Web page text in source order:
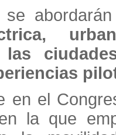
se
las
en el
la que